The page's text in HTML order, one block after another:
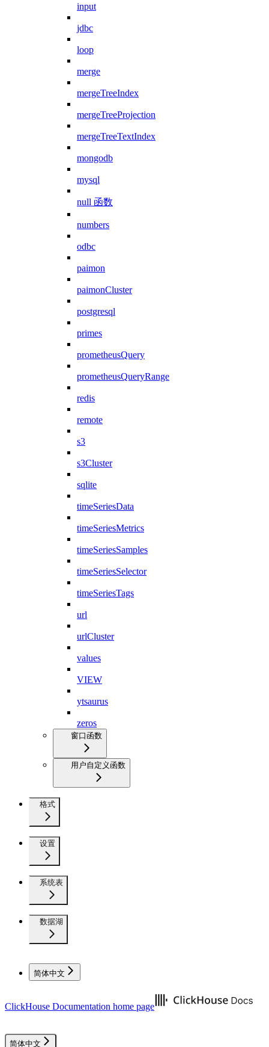
input
jdbc
loop
merge
mergeTreeIndex
mergeTreeProjection
mergeTreeTextIndex
mongodb
mysql
null 函数
numbers
odbc
paimon
paimonCluster
postgresql
primes
prometheusQuery
prometheusQueryRange
redis
remote
s3
s3Cluster
sqlite
timeSeriesData
timeSeriesMetrics
timeSeriesSamples
timeSeriesSelector
timeSeriesTags
url
urlCluster
values
VIEW
ytsaurus
zeros
窗口函数
用户自定义函数
格式
设置
系统表
数据湖
简体中文
ClickHouse Documentation home page
简体中文